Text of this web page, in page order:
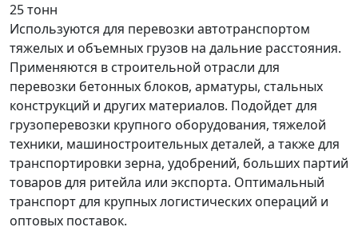
25 тонн
Используются для перевозки автотранспортом
тяжелых и объемных грузов на дальние расстояния.
Применяются в строительной отрасли для
перевозки бетонных блоков, арматуры, стальных
конструкций и других материалов. Подойдет для
грузоперевозки крупного оборудования, тяжелой
техники, машиностроительных деталей, а также для
транспортировки зерна, удобрений, больших партий
товаров для ритейла или экспорта. Оптимальный
транспорт для крупных логистических операций и
оптовых поставок.